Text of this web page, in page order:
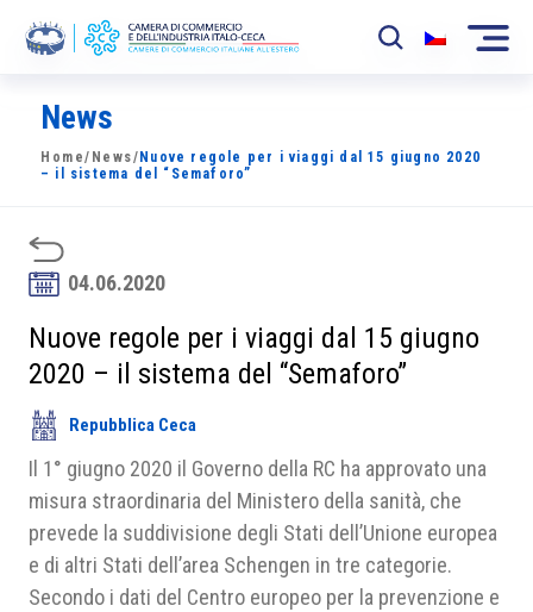
La Camera
News
Sviluppo Mercato
Soci
Partner
Progetti
Area riservata
News
Home/ News/ Nuove regole per i viaggi dal 15 giugno 2020
– il sistema del “Semaforo”
04.06.2020
Nuove regole per i viaggi dal 15 giugno
2020 – il sistema del “Semaforo”
Repubblica Ceca
Il 1° giugno 2020 il Governo della RC ha approvato una
misura straordinaria del Ministero della sanità, che
prevede la suddivisione degli Stati dell’Unione europea
e di altri Stati dell’area Schengen in tre categorie.
Secondo i dati del Centro europeo per la prevenzione e